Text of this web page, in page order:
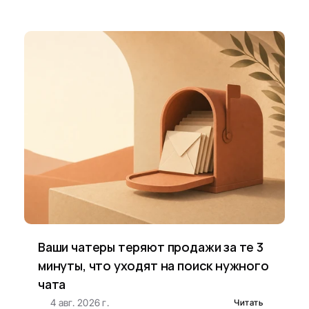
Ваши чатеры теряют продажи за те 3
минуты, что уходят на поиск нужного
чата
4 авг. 2026 г. Читать